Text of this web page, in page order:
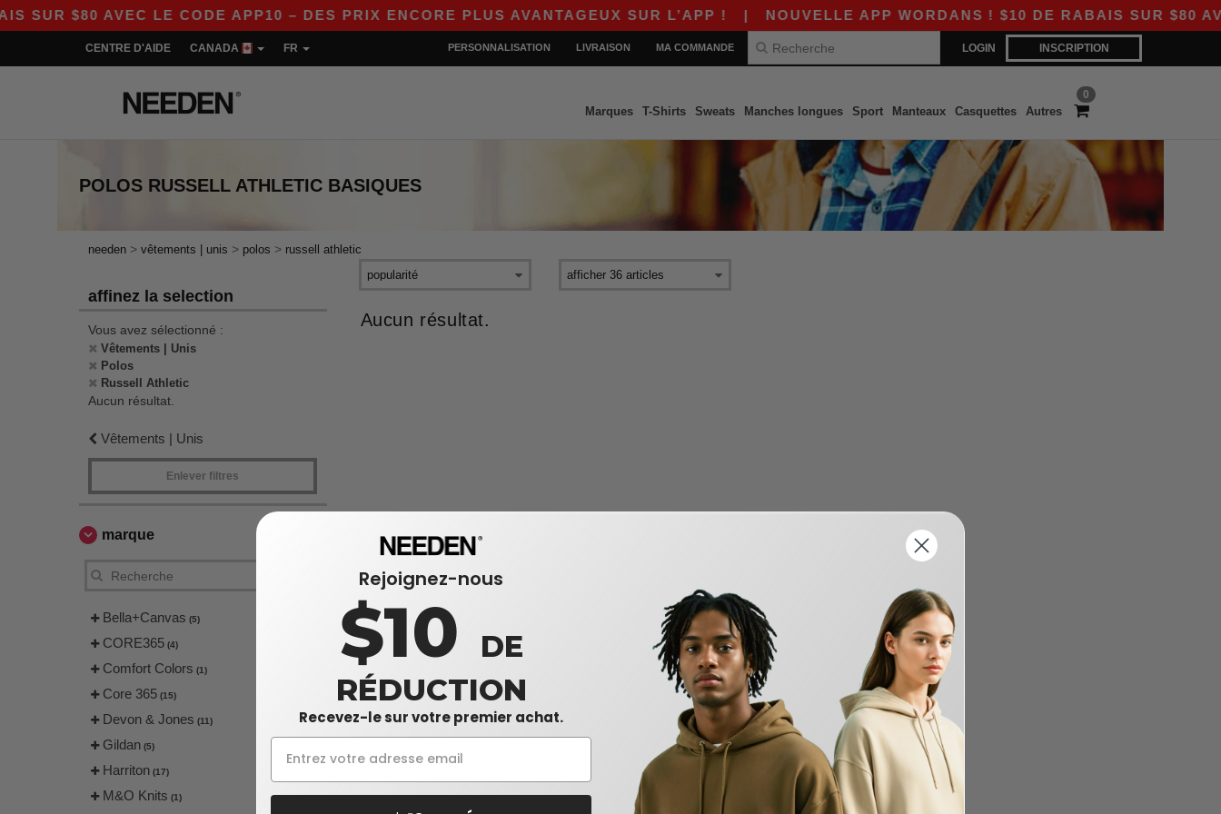
$80 AVEC LE CODE APP10 – DES PRIX ENCORE PLUS AVANTAGEUX SUR L’APP !| NOUVELLE APP WORDANS ! $10 DE RABAIS SUR $80
LOGIN INSCRIPTION
CENTRE D'AIDE CANADA FR PERSONNALISATION LIVRAISON MA COMMANDE
0
Marques T-Shirts Sweats Manches longues Sport Manteaux Casquettes Autres
POLOS RUSSELL ATHLETIC BASIQUES
needen > vêtements | unis > polos > russell athletic
affinez la selection
Vous avez sélectionné :
Vêtements | Unis
Polos
Russell Athletic
Aucun résultat.
Vêtements | Unis
Enlever filtres
marque
Bella+Canvas (5)
CORE365 (4)
Comfort Colors (1)
Core 365 (15)
Devon & Jones (11)
Gildan (5)
Harriton (17)
M&O Knits (1)
Aucun résultat.
Rejoignez-nous
$10 DE
RÉDUCTION
Recevez-le sur votre premier achat.